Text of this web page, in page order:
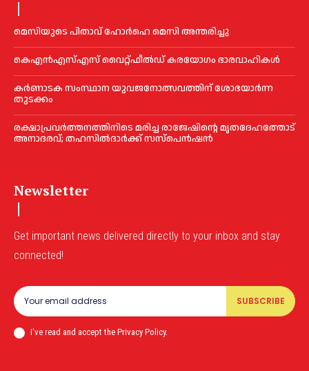
മെ​സിയുടെ പിതാവ് ഹോർഹെ മെ​സി അന്തരിച്ചു
കെഎൻഎസ്എസ് വൈറ്റ്ഫീൽഡ് കരയോഗം ഭാരവാഹികള്‍
കര്‍ണാടക സംസ്ഥാന യുവജനോത്സവത്തിന് ശോഭയാർന്ന
തുടക്കം
രക്ഷാപ്രവർത്തനത്തിനിടെ മരിച്ച രാജേഷിന്റെ മൃതദേഹത്തോട്
അനാദരവ്; തഹസിൽദാർക്ക് സസ്പെൻഷൻ
Newsletter
Get important news delivered directly to your inbox and stay
connected!
SUBSCRIBE
I've read and accept the Privacy Policy.